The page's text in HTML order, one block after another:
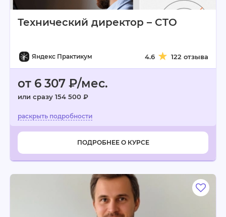
Технический директор – CTO
Яндекс Практикум 4.6 122 отзыва
от 6 307 ₽/мес.
или сразу 154 500 ₽
ПОДРОБНЕЕ О КУРСЕ